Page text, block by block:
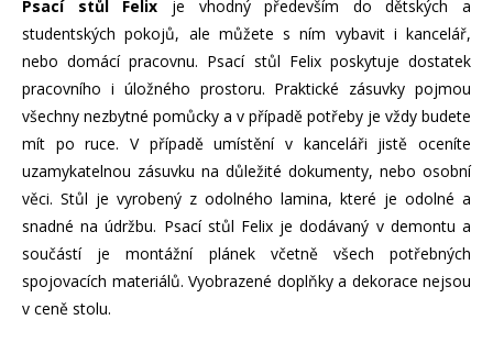
Psací stůl Felix je vhodný především do dětských a
studentských pokojů, ale můžete s ním vybavit i kancelář,
nebo domácí pracovnu. Psací stůl Felix poskytuje dostatek
pracovního i úložného prostoru. Praktické zásuvky pojmou
všechny nezbytné pomůcky a v případě potřeby je vždy budete
mít po ruce. V případě umístění v kanceláři jistě oceníte
uzamykatelnou zásuvku na důležité dokumenty, nebo osobní
věci. Stůl je vyrobený z odolného lamina, které je odolné a
snadné na údržbu. Psací stůl Felix je dodávaný v demontu a
součástí je montážní plánek včetně všech potřebných
spojovacích materiálů. Vyobrazené doplňky a dekorace nejsou
v ceně stolu.